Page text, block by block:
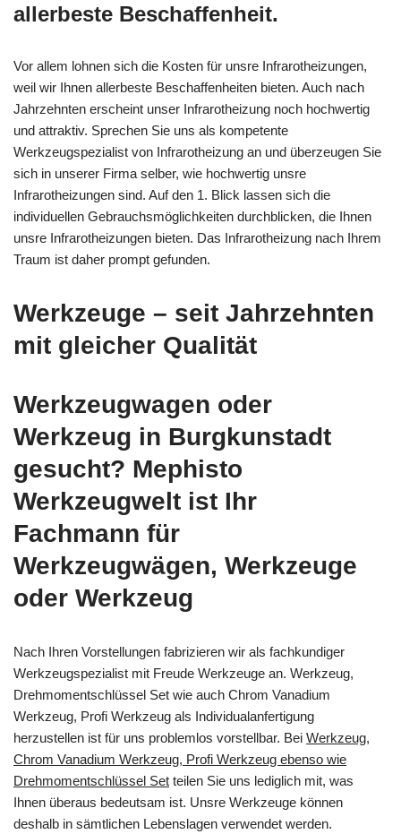
allerbeste Beschaffenheit.
Vor allem lohnen sich die Kosten für unsre Infrarotheizungen,
weil wir Ihnen allerbeste Beschaffenheiten bieten. Auch nach
Jahrzehnten erscheint unser Infrarotheizung noch hochwertig
und attraktiv. Sprechen Sie uns als kompetente
Werkzeugspezialist von Infrarotheizung an und überzeugen Sie
sich in unserer Firma selber, wie hochwertig unsre
Infrarotheizungen sind. Auf den 1. Blick lassen sich die
individuellen Gebrauchsmöglichkeiten durchblicken, die Ihnen
unsre Infrarotheizungen bieten. Das Infrarotheizung nach Ihrem
Traum ist daher prompt gefunden.
Werkzeuge – seit Jahrzehnten
mit gleicher Qualität
Werkzeugwagen oder
Werkzeug in Burgkunstadt
gesucht? Mephisto
Werkzeugwelt ist Ihr
Fachmann für
Werkzeugwägen, Werkzeuge
oder Werkzeug
Nach Ihren Vorstellungen fabrizieren wir als fachkundiger
Werkzeugspezialist mit Freude Werkzeuge an. Werkzeug,
Drehmomentschlüssel Set wie auch Chrom Vanadium
Werkzeug, Profi Werkzeug als Individualanfertigung
herzustellen ist für uns problemlos vorstellbar. Bei Werkzeug,
Chrom Vanadium Werkzeug, Profi Werkzeug ebenso wie
Drehmomentschlüssel Set teilen Sie uns lediglich mit, was
Ihnen überaus bedeutsam ist. Unsre Werkzeuge können
deshalb in sämtlichen Lebenslagen verwendet werden.